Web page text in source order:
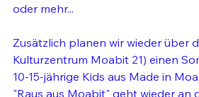
oder mehr...
Zusätzlich planen wir wieder über
Kulturzentrum Moabit 21) einen
10-15-jährige Kids aus Made in
"Raus aus Moabit" geht wieder an